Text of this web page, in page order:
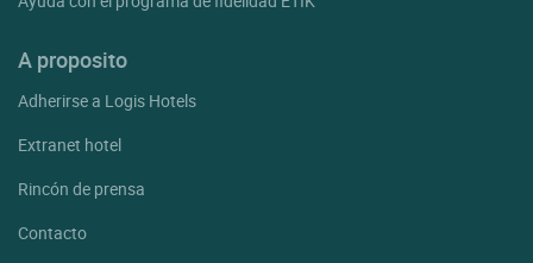
A proposito
Adherirse a Logis Hotels
Extranet hotel
Rincón de prensa
Contacto